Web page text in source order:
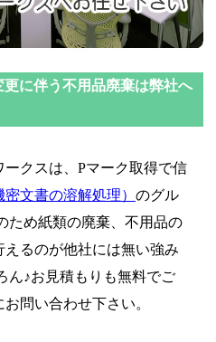
に伴う不用品廃棄は弊社へ
クスは、Pマーク取得で信
文書の溶解処理） のグル
ため紙類の廃棄、不用品の
るのが他社には無い強み
ん♪お見積もりも無料でご
問い合わせ下さい。